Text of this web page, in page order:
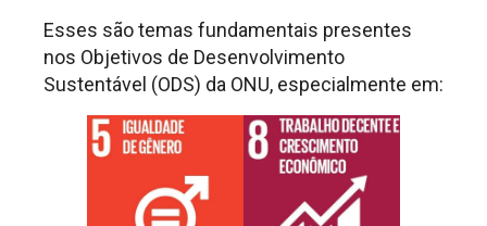
Esses são temas fundamentais presentes
nos Objetivos de Desenvolvimento
Sustentável (ODS) da ONU, especialmente em: